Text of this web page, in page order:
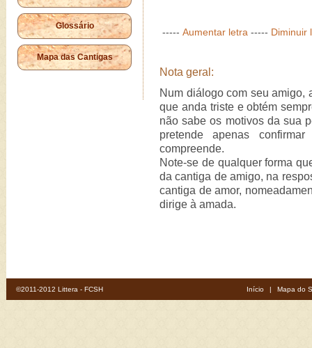
Glossário
Mapa das Cantigas
----- Aumentar letra ----- Diminuir
Nota geral:
Num diálogo com seu amigo,
que anda triste e obtém
não sabe os motivos da sua
pretende apenas
compreende.
Note-se de qualquer forma
da cantiga de amigo, na
cantiga de amor,
dirige à amada.
©2011-2012 Littera - FCSH Início | Mapa do